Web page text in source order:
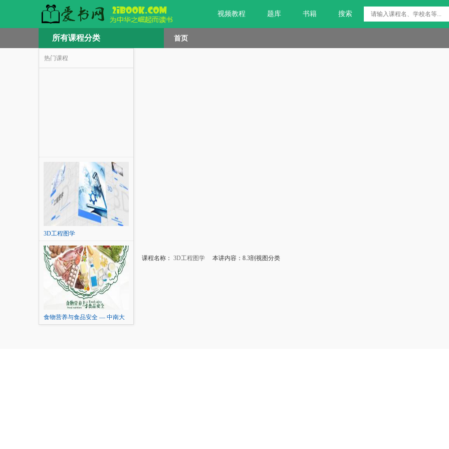
视频教程 题库 书籍 搜索
所有课程分类 首页
热门课程
3D工程图学
食物营养与食品安全 — 中南大
课程名称： 3D工程图学 本讲内容：8.3剖视图分类